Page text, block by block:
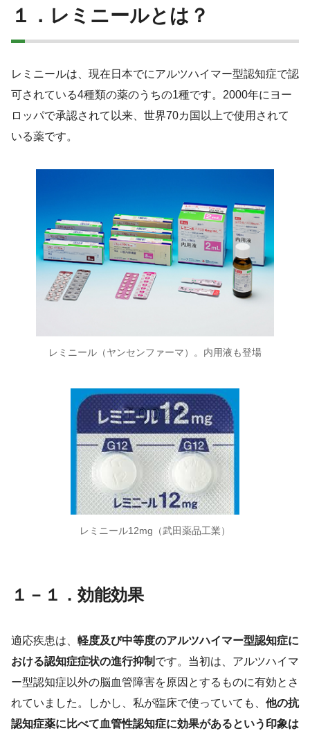
１．レミニールとは？
レミニールは、現在日本でにアルツハイマー型認知症で認
可されている4種類の薬のうちの1種です。2000年にヨー
ロッパで承認されて以来、世界70カ国以上で使用されて
いる薬です。
レミニール（ヤンセンファーマ）。内用液も登場
レミニール12mg（武田薬品工業）
１－１．効能効果
適応疾患は、 軽度及び中等度のアルツハイマー型認知症に
おける認知症症状の進行抑制 です。当初は、アルツハイマ
ー型認知症以外の脳血管障害を原因とするものに有効とさ
れていました。しかし、私が臨床で使っていても、 他の抗
認知症薬に比べて血管性認知症に効果があるという印象は